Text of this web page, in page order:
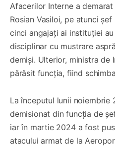
Afacerilor Interne a
Rosian Vasiloi, pe atunci
cinci angajați ai instituției
disciplinar cu mustrare
demiși. Ulterior, ministra de
părăsit funcția, fiind
La începutul lunii noiembrie
demisionat din funcția de
iar în martie 2024 a fost
atacului armat de la